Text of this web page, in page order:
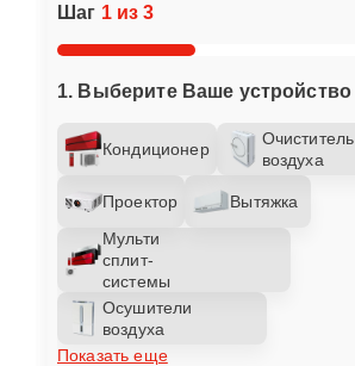
Шаг 1 из 3
1. Выберите Ваше устройство
Кондиционер
Очиститель
воздуха
Проектор
Вытяжка
Мульти
сплит-
системы
Осушители
воздуха
Показать еще